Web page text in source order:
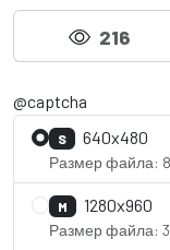
216
@captcha
S 640x480
Размер файла:
M 1280x960
Размер файла: